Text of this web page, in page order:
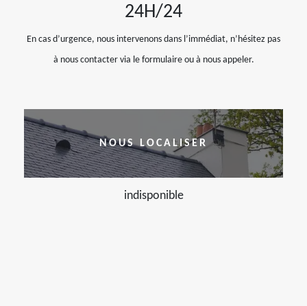
24H/24
En cas d’urgence, nous intervenons dans l’immédiat, n’hésitez pas
à nous contacter via le formulaire ou à nous appeler.
NOUS LOCALISER
indisponible